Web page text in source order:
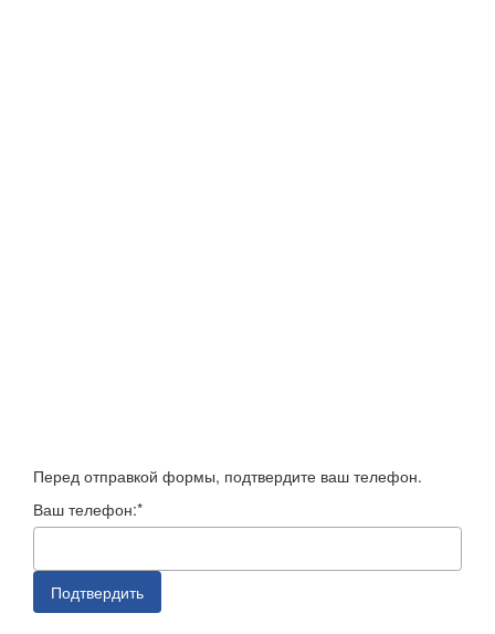
Перед отправкой формы, подтвердите ваш телефон.
Ваш телефон:*
Подтвердить